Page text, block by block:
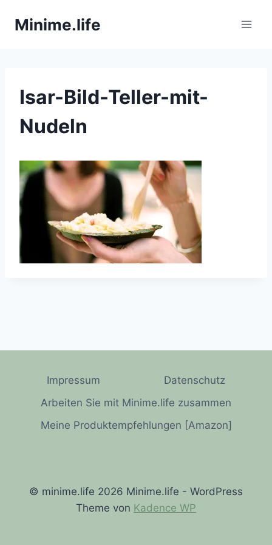
InhaltMinime.life
Isar-Bild-Teller-mit-
Nudeln
Impressum
Datenschutz
Arbeiten Sie mit Minime.life zusammen
Meine Produktempfehlungen [Amazon]
© minime.life 2026 Minime.life - WordPress
Theme von Kadence WP